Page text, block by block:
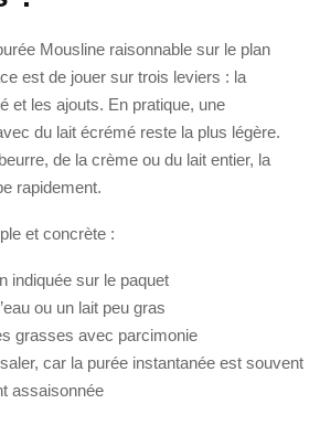
Mousline raisonnable sur le plan
est de jouer sur trois leviers : la
et les ajouts. En pratique, une
du lait écrémé reste la plus légère.
de la crème ou du lait entier, la
rapidement.
et concrète :
indiquée sur le paquet
ou un lait peu gras
grasses avec parcimonie
car la purée instantanée est souvent
assaisonnée